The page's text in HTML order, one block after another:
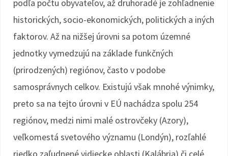
podľa počtu obyvateľov, až druhoradé je zohľadnenie
historických, socio-ekonomických, politických a iných
faktorov. Až na nižšej úrovni sa potom územné
jednotky vymedzujú na základe funkčných
(prirodzených) regiónov, často v podobe
samosprávnych celkov. Existujú však mnohé výnimky,
preto sa na tejto úrovni v EÚ nachádza spolu 254
regiónov, medzi nimi malé ostrovčeky (Azory),
veľkomestá svetového významu (Londýn), rozľahlé